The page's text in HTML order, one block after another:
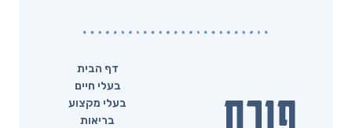
דף הבית
בעלי חיים
בעלי מקצוע
בריאות